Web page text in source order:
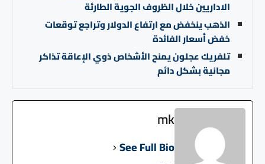
الاداريين خلال الظروف الجوية الطارئة
الذهب ينخفض مع ارتفاع الدولار وتراجع توقعات
خفض أسعار الفائدة
تلفريك عجلون يمنح الأشخاص ذوي الإعاقة تذاكر
مجانية بشكل دائم
mk
See Full Bio